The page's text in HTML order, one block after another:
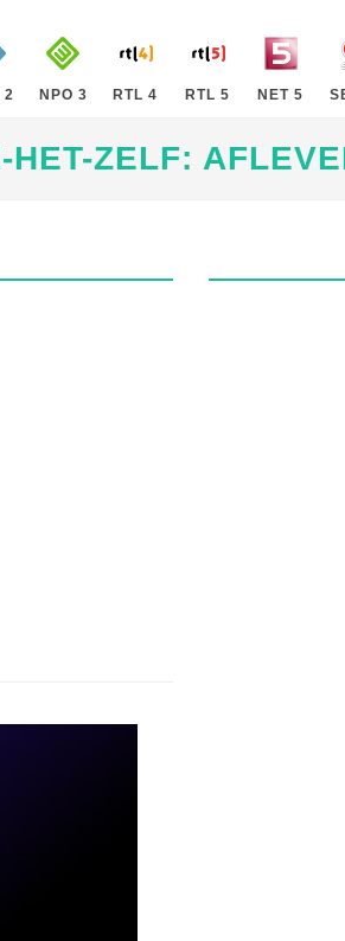
2 NPO 3 RTL 4 RTL 5 NET 5
HET-ZELF: